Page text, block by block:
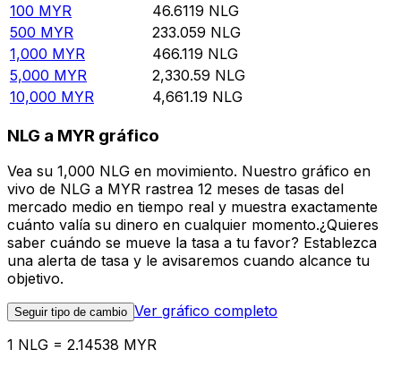
100 MYR 46.6119 NLG
500 MYR 233.059 NLG
1,000 MYR 466.119 NLG
5,000 MYR 2,330.59 NLG
10,000 MYR 4,661.19 NLG
NLG a MYR gráfico
Vea su 1,000 NLG en movimiento. Nuestro gráfico en
vivo de NLG a MYR rastrea 12 meses de tasas del
mercado medio en tiempo real y muestra exactamente
cuánto valía su dinero en cualquier momento.¿Quieres
saber cuándo se mueve la tasa a tu favor? Establezca
una alerta de tasa y le avisaremos cuando alcance tu
objetivo.
Seguir tipo de cambio Ver gráfico completo
1 NLG = 2.14538 MYR